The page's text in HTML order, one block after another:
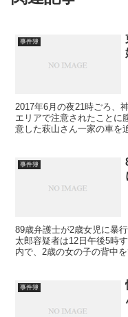
事件簿
2017年6月の夜21時ごろ、
エリアで注意されたことに
意した萩山さん一家の車を
事件簿
89歳弁護士が2歳女児に暴
太郎容疑者は12日午後5時
内で、2歳の女の子の背中
事件簿